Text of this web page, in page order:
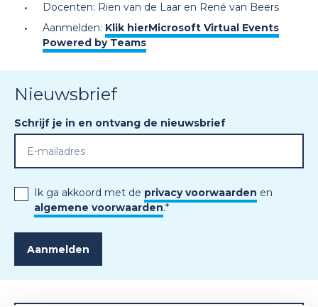
Docenten: Rien van de Laar en René van Beers
Aanmelden: Klik hierMicrosoft Virtual Events
Powered by Teams
Nieuwsbrief
Schrijf je in en ontvang de nieuwsbrief
Ik ga akkoord met de privacy voorwaarden en
algemene voorwaarden.*